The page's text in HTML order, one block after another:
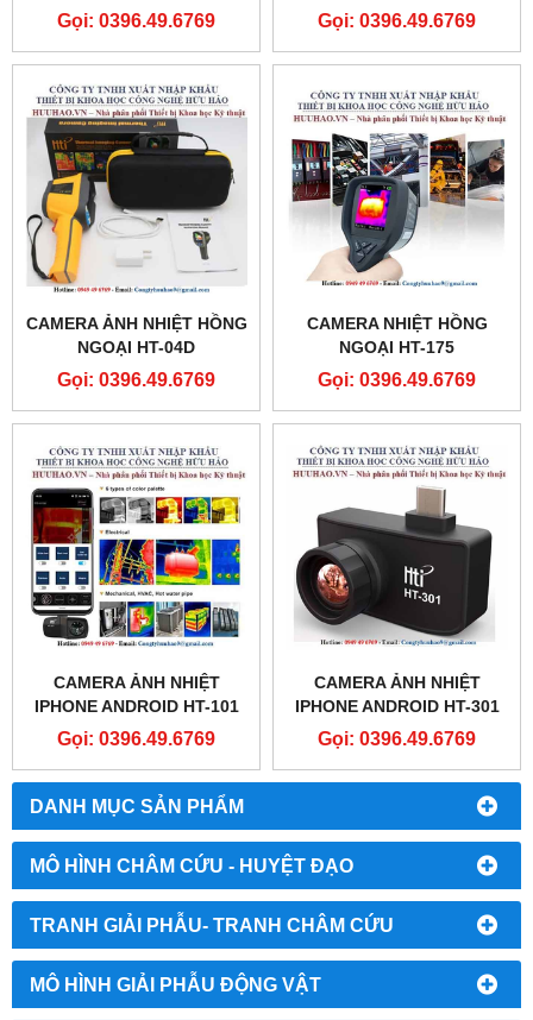
DANH MỤC SẢN PHẨM
MÔ HÌNH CHÂM CỨU - HUYỆT ĐẠO
TRANH GIẢI PHẪU- TRANH CHÂM CỨU
MÔ HÌNH GIẢI PHẪU ĐỘNG VẬT
Gọi: 0396.49.6769 Gọi: 0396.49.6769
CAMERA ẢNH NHIỆT HỒNG
NGOẠI HT-04D
Gọi: 0396.49.6769
CAMERA NHIỆT HỒNG
NGOẠI HT-175
Gọi: 0396.49.6769
CAMERA ẢNH NHIỆT
IPHONE ANDROID HT-101
Gọi: 0396.49.6769
CAMERA ẢNH NHIỆT
IPHONE ANDROID HT-301
Gọi: 0396.49.6769